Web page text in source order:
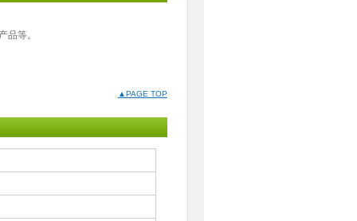
品等。
▲PAGE TOP